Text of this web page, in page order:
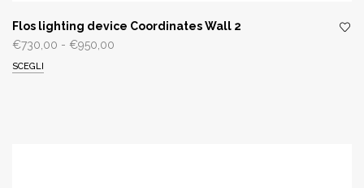
Flos lighting device Coordinates Wall 2
€730,00 - €950,00
SCEGLI